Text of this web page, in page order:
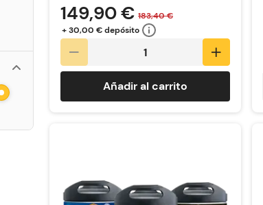
149,90 € 183,40 €
+ 30,00 € depósito
Añadir al carrito